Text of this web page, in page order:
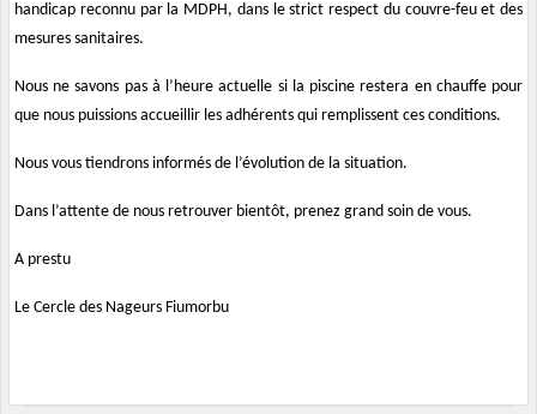
handicap reconnu par la MDPH, dans le strict respect du couvre-feu et des
mesures sanitaires.
Nous ne savons pas à l’heure actuelle si la piscine restera en chauffe pour
que nous puissions accueillir les adhérents qui remplissent ces conditions.
Nous vous tiendrons informés de l’évolution de la situation.
Dans l’attente de nous retrouver bientôt, prenez grand soin de vous.
A prestu
Le Cercle des Nageurs Fiumorbu